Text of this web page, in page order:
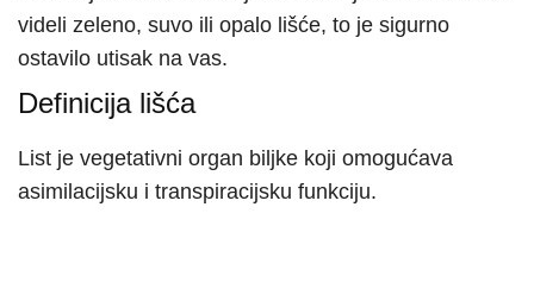
videli zeleno, suvo ili opalo lišće, to je sigurno
ostavilo utisak na vas.
Definicija lišća
List je vegetativni organ biljke koji omogućava
asimilacijsku i transpiracijsku funkciju.